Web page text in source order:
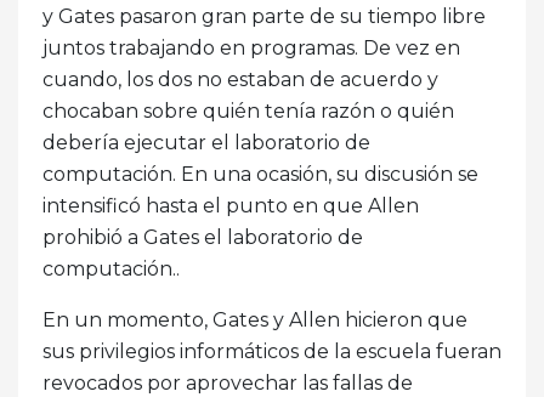
y Gates pasaron gran parte de su tiempo libre
juntos trabajando en programas. De vez en
cuando, los dos no estaban de acuerdo y
chocaban sobre quién tenía razón o quién
debería ejecutar el laboratorio de
computación. En una ocasión, su discusión se
intensificó hasta el punto en que Allen
prohibió a Gates el laboratorio de
computación..
En un momento, Gates y Allen hicieron que
sus privilegios informáticos de la escuela fueran
revocados por aprovechar las fallas de